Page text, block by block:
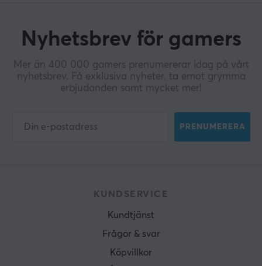
Nyhetsbrev för gamers
Mer än 400 000 gamers prenumererar idag på vårt
nyhetsbrev. Få exklusiva nyheter, ta emot grymma
erbjudanden samt mycket mer!
PRENUMERERA
KUNDSERVICE
Kundtjänst
Frågor & svar
Köpvillkor